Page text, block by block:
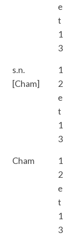
e
t
1
3
s.n.
[Cham]
1
2
e
t
1
3
Cham
1
2
e
t
1
3